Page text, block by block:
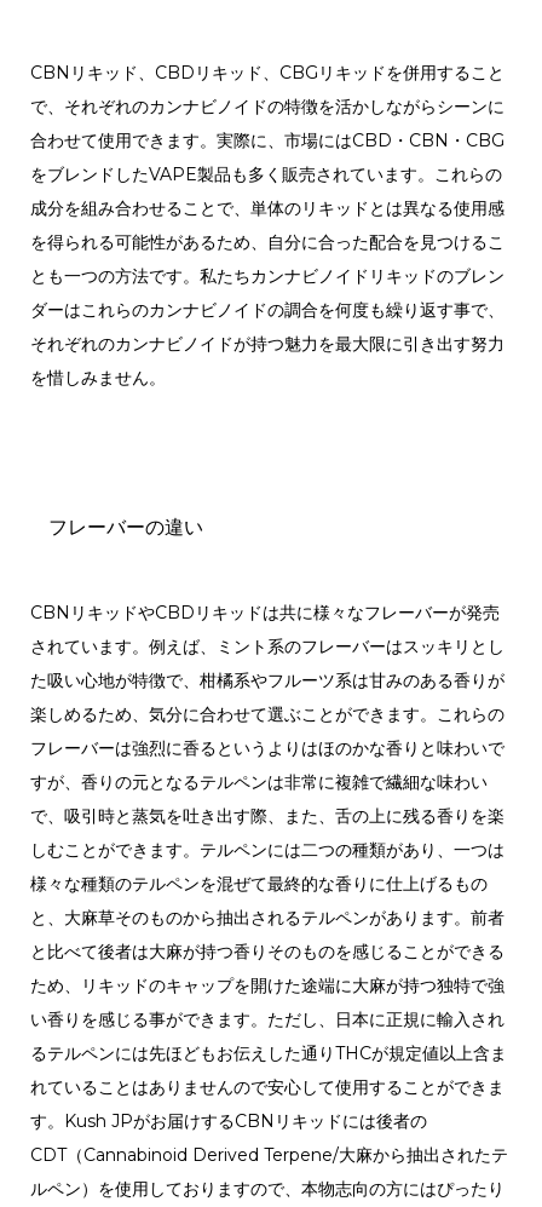
CBNリキッド、CBDリキッド、CBGリキッドを併用すること
で、それぞれのカンナビノイドの特徴を活かしながらシーンに
合わせて使用できます。実際に、市場にはCBD・CBN・CBG
をブレンドしたVAPE製品も多く販売されています。これらの
成分を組み合わせることで、単体のリキッドとは異なる使用感
を得られる可能性があるため、自分に合った配合を見つけるこ
とも一つの方法です。私たちカンナビノイドリキッドのブレン
ダーはこれらのカンナビノイドの調合を何度も繰り返す事で、
それぞれのカンナビノイドが持つ魅力を最大限に引き出す努力
を惜しみません。
フレーバーの違い
CBNリキッドやCBDリキッドは共に様々なフレーバーが発売
されています。例えば、ミント系のフレーバーはスッキリとし
た吸い心地が特徴で、柑橘系やフルーツ系は甘みのある香りが
楽しめるため、気分に合わせて選ぶことができます。これらの
フレーバーは強烈に香るというよりはほのかな香りと味わいで
すが、香りの元となるテルペンは非常に複雑で繊細な味わい
で、吸引時と蒸気を吐き出す際、また、舌の上に残る香りを楽
しむことができます。テルペンには二つの種類があり、一つは
様々な種類のテルペンを混ぜて最終的な香りに仕上げるもの
と、大麻草そのものから抽出されるテルペンがあります。前者
と比べて後者は大麻が持つ香りそのものを感じることができる
ため、リキッドのキャップを開けた途端に大麻が持つ独特で強
い香りを感じる事ができます。ただし、日本に正規に輸入され
るテルペンには先ほどもお伝えした通りTHCが規定値以上含ま
れていることはありませんので安心して使用することができま
す。Kush JPがお届けするCBNリキッドには後者の
CDT（Cannabinoid Derived Terpene/大麻から抽出されたテ
ルペン）を使用しておりますので、本物志向の方にはぴったり